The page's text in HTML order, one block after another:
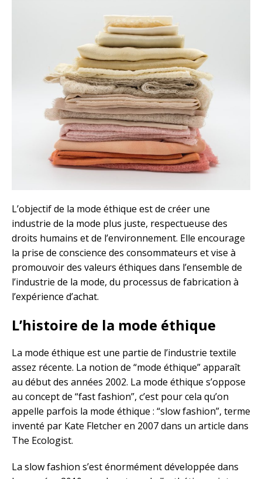
L’objectif de la mode éthique est de créer une
industrie de la mode plus juste, respectueuse des
droits humains et de l’environnement. Elle encourage
la prise de conscience des consommateurs et vise à
promouvoir des valeurs éthiques dans l’ensemble de
l’industrie de la mode, du processus de fabrication à
l’expérience d’achat.
L’histoire de la mode éthique
La mode éthique est une partie de l’industrie textile
assez récente. La notion de “mode éthique” apparaît
au début des années 2002. La mode éthique s’oppose
au concept de “fast fashion”, c’est pour cela qu’on
appelle parfois la mode éthique : “slow fashion”, terme
inventé par Kate Fletcher en 2007 dans un article dans
The Ecologist.
La slow fashion s’est énormément développée dans